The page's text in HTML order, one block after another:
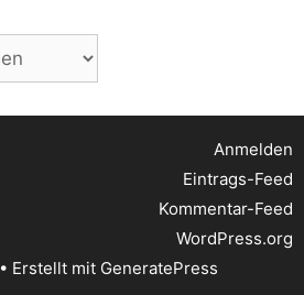
Anmelden
Eintrags-Feed
Kommentar-Feed
WordPress.org
• Erstellt mit GeneratePress